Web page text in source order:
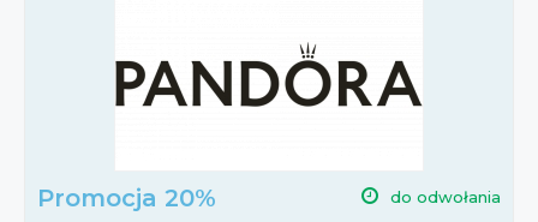
Promocja 20% do odwołania